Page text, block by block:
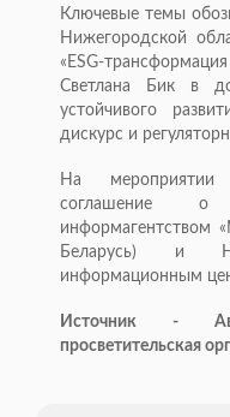
Ключевые темы
Нижегородской
«ESG-
Светлана Бик в
устойчивого
дискурс и
На
соглашение о
информагентством
Беларусь) и
информационным
Источник -
просветительская